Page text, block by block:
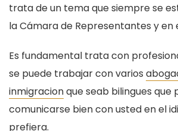
trata de un tema que siempre se
la Cámara de Representantes y en
Es fundamental trata con
se puede trabajar con varios
inmigracionque seab bilingues que
comunicarse bien con usted en el
prefiera.